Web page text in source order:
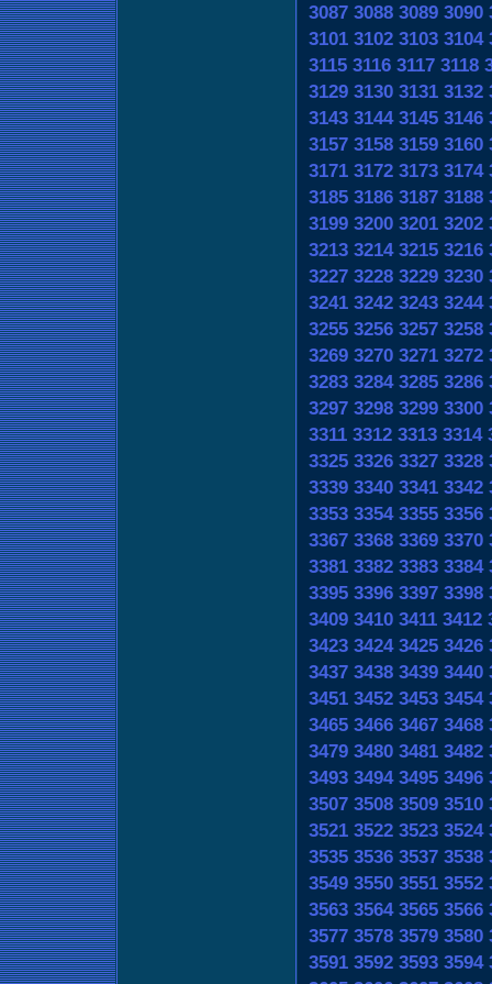
3087 3088 3089 3090
3101 3102 3103 3104
3115 3116 3117 3118
3129 3130 3131 3132
3143 3144 3145 3146
3157 3158 3159 3160
3171 3172 3173 3174
3185 3186 3187 3188
3199 3200 3201 3202
3213 3214 3215 3216
3227 3228 3229 3230
3241 3242 3243 3244
3255 3256 3257 3258
3269 3270 3271 3272
3283 3284 3285 3286
3297 3298 3299 3300
3311 3312 3313 3314
3325 3326 3327 3328
3339 3340 3341 3342
3353 3354 3355 3356
3367 3368 3369 3370
3381 3382 3383 3384
3395 3396 3397 3398
3409 3410 3411 3412
3423 3424 3425 3426
3437 3438 3439 3440
3451 3452 3453 3454
3465 3466 3467 3468
3479 3480 3481 3482
3493 3494 3495 3496
3507 3508 3509 3510
3521 3522 3523 3524
3535 3536 3537 3538
3549 3550 3551 3552
3563 3564 3565 3566
3577 3578 3579 3580
3591 3592 3593 3594